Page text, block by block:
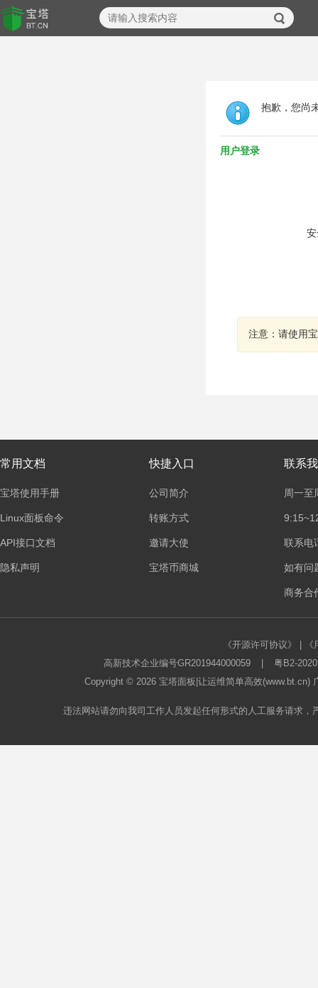
抱歉，您尚
用户登录
注意：请使用
常用文档
宝塔使用手册
Linux面板命令
API接口文档
隐私声明
快捷入口
公司简介
转账方式
邀请大使
宝塔币商城
联系
周一至
联系电
如有问
商务合
《开源许可协议》
高新技术企业编号GR201944000059
粤B2-
Copyright © 2026 宝塔面板 |让运维简单高效
违法网站请勿向我司工作人员发起任何形式的人工服务请求，